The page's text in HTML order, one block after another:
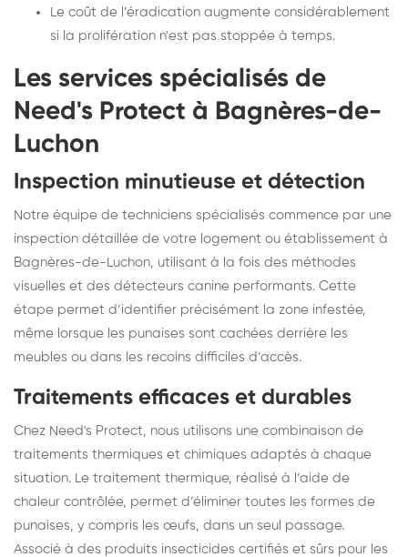
Le coût de l’éradication augmente considérablement
si la prolifération n'est pas stoppée à temps.
Les services spécialisés de
Need's Protect à Bagnères-de-
Luchon
Inspection minutieuse et détection
Notre équipe de techniciens spécialisés commence par une
inspection détaillée de votre logement ou établissement à
Bagnères-de-Luchon, utilisant à la fois des méthodes
visuelles et des détecteurs canine performants. Cette
étape permet d’identifier précisément la zone infestée,
même lorsque les punaises sont cachées derrière les
meubles ou dans les recoins difficiles d’accès.
Traitements efficaces et durables
Chez Need's Protect, nous utilisons une combinaison de
traitements thermiques et chimiques adaptés à chaque
situation. Le traitement thermique, réalisé à l’aide de
chaleur contrôlée, permet d’éliminer toutes les formes de
punaises, y compris les œufs, dans un seul passage.
Associé à des produits insecticides certifiés et sûrs pour les